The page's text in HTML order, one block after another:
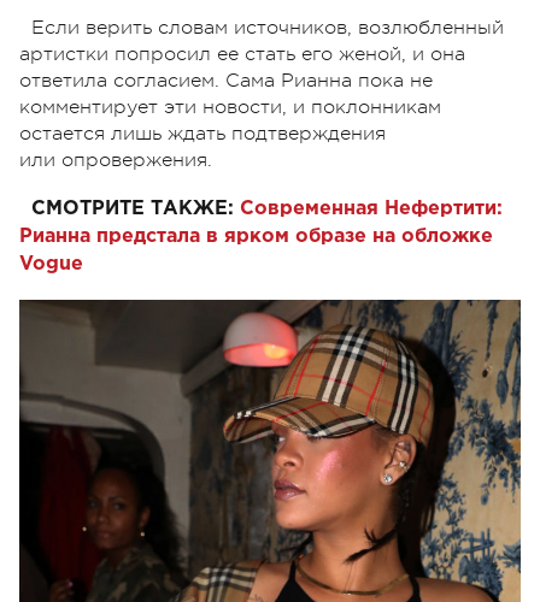
Если верить словам источников, возлюбленный
артистки попросил ее стать его женой, и она
ответила согласием. Сама Рианна пока не
комментирует эти новости, и поклонникам
остается лишь ждать подтверждения
или опровержения.
СМОТРИТЕ ТАКЖЕ: Современная Нефертити:
Рианна предстала в ярком образе на обложке
Vogue